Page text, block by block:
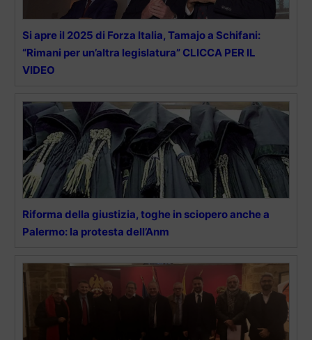
Si apre il 2025 di Forza Italia, Tamajo a Schifani:
“Rimani per un’altra legislatura” CLICCA PER IL
VIDEO
Riforma della giustizia, toghe in sciopero anche a
Palermo: la protesta dell’Anm